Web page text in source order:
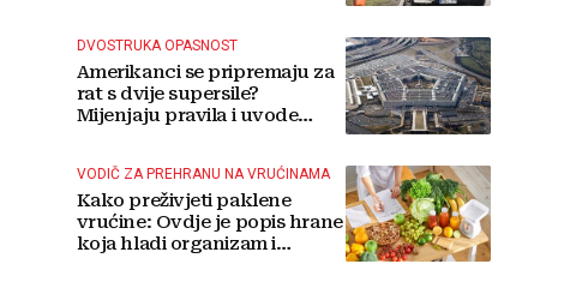
DVOSTRUKA OPASNOST
Amerikanci se pripremaju za
rat s dvije supersile?
Mijenjaju pravila i uvode
VODIČ ZA PREHRANU NA VRUĆINAMA
Kako preživjeti paklene
vrućine: Ovdje je popis hrane
koja hladi organizam i